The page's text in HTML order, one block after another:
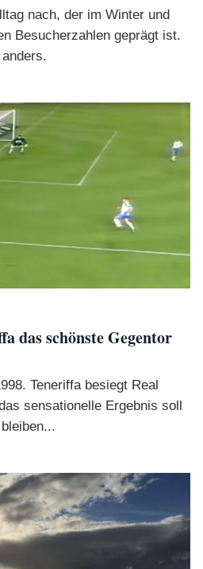
nach, der im Winter und
Besucherzahlen geprägt ist.
das schönste Gegentor
Teneriffa besiegt Real
sensationelle Ergebnis soll